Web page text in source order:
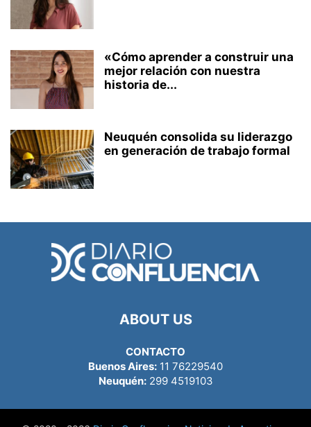
«Cómo aprender a construir una
mejor relación con nuestra
historia de...
Neuquén consolida su liderazgo
en generación de trabajo formal
ABOUT US
CONTACTO
Buenos Aires: 11 76229540
Neuquén:299 4519103